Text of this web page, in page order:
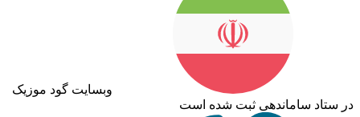
وبسایت گود موزیک
ساماندهی ثبت شده است